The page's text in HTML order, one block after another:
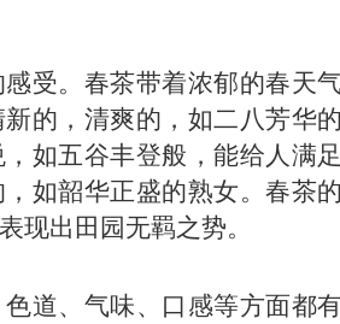
受。春茶带着浓郁的春天
的，清爽的，如二八芳华
如五谷丰登般，能给人满
如韶华正盛的熟女。春茶
现出田园无羁之势。
道、气味、口感等方面都有